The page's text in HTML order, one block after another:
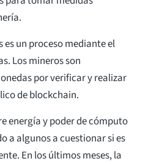
un proceso mediante el
Los mineros son
por verificar y realizar
de blockchain.
energía y poder de cómputo
a algunos a cuestionar si es
En los últimos meses, la